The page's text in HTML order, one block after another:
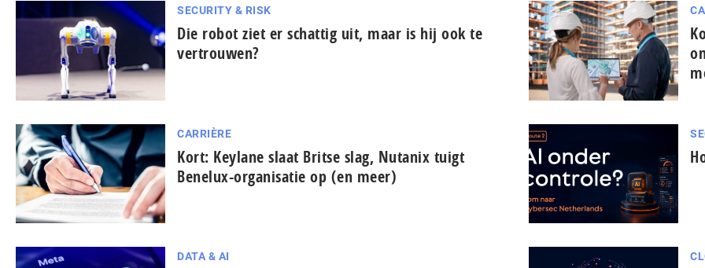
SECURITY & RISK
Die robot ziet er schattig uit, maar is hij ook te
vertrouwen?
CARRIÈRE
Kort: Keylane slaat Britse slag, Nutanix tuigt
Benelux-organisatie op (en meer)
DATA & AI